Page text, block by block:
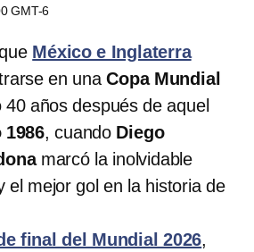
GMT-6
México e Inglaterra
en unaCopa Mundial
40 años después de aquel
1986, cuando Diego
marcó la inolvidable
el mejor gol en la historia de
final del Mundial 2026,